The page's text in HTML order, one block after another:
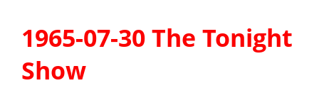
1965-07-30 The Tonight
Show